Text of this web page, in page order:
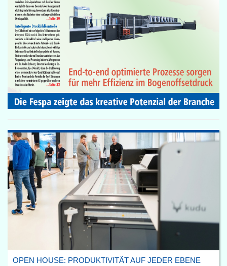
OPEN HOUSE: PRODUKTIVITÄT AUF JEDER EBENE